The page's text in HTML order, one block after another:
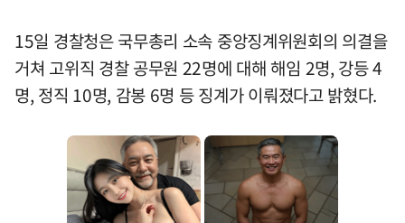
15일 경찰청은 국무총리 소속 중앙징계위원회의 의결을
거쳐 고위직 경찰 공무원 22명에 대해 해임 2명, 강등 4
명, 정직 10명, 감봉 6명 등 징계가 이뤄졌다고 밝혔다.